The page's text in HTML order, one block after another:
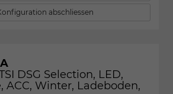
abschliessen
DSG Selection, LED,
ACC, Winter, Ladeboden,